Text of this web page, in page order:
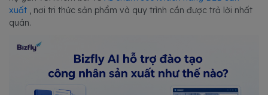
xuất , nơi tri thức sản phẩm và quy trình cần được trả lời nhất
quán.